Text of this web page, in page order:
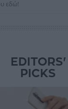
EDITORS'
PICKS